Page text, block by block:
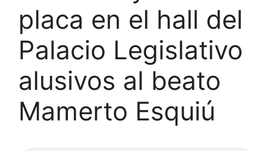
placa en el hall del
Palacio Legislativo
alusivos al beato
Mamerto Esquiú